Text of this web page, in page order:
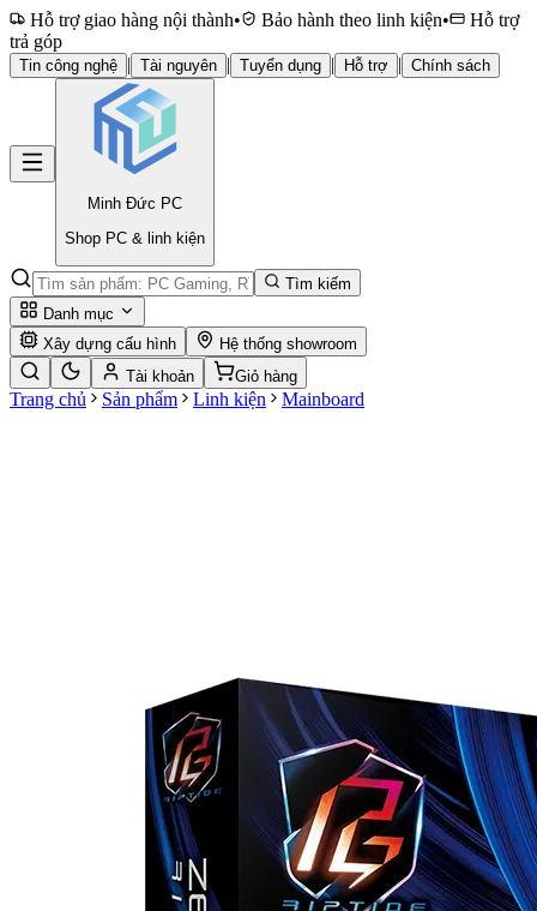
Hỗ trợ giao hàng nội thành• Bảo hành theo linh kiện•
Hỗ trợ
trả góp
Tin công nghệ | Tài nguyên | Tuyển dụng | Hỗ trợ | Chính sách
Minh Đức PC
Shop PC & linh kiện
Tìm kiếm
Danh mục
Xây dựng cấu hình
Hệ thống showroom
Tài khoản
Giỏ hàng
Trang chủ Sản phẩm Linh kiện Mainboard